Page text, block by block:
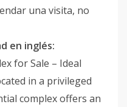
una visita, no
en inglés:
for Sale – Ideal
in a privileged
complex offers an